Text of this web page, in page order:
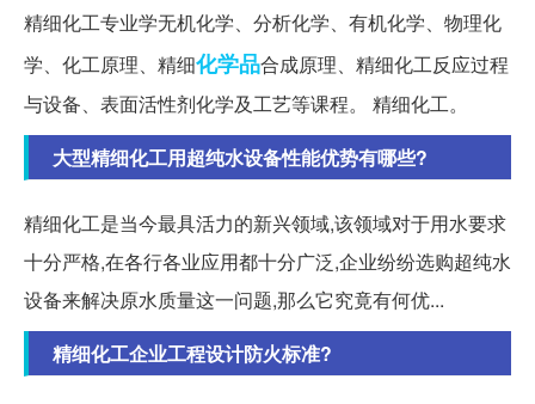
精细化工专业学无机化学、分析化学、有机化学、物理化
学、化工原理、精细化学品合成原理、精细化工反应过程
与设备、表面活性剂化学及工艺等‬课程。 精细化工。
大型精细化工用超纯水设备性能优势有哪些?
精细化工是当今最具活力的新兴领域,该领域对于用水要求
十分严格,在各行各业应用都十分广泛,企业纷纷选购超纯水
设备来解决原水质量这一问题,那么它究竟有何优...
精细化工企业工程设计防火标准?